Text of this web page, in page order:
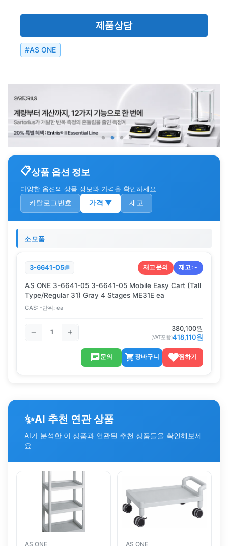
제품상담
#AS ONE
상품 옵션 정보
다양한 옵션의 상품 정보와 가격을 확인하세요
카탈로그번호 가격 ▼ 재고
소모품
3-6641-05 재고문의 재고:-
AS ONE 3-6641-05 3-6641-05 Mobile Easy Cart (Tall
Type/Regular 31) Gray 4 Stages ME31E ea
CAS: -단위: ea
380,100원
(VAT포함)418,110원
문의 장바구니 찜하기
✨AI 추천 연관 상품
AI가 분석한 이 상품과 연관된 추천 상품들을 확인해보세
요
AS ONE AS ONE